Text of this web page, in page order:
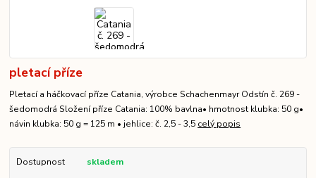
pletací příze
Pletací a háčkovací příze Catania, výrobce Schachenmayr Odstín č. 269 -
šedomodrá Složení příze Catania: 100% bavlna• hmotnost klubka: 50 g•
návin klubka: 50 g = 125 m • jehlice: č. 2,5 - 3,5 celý popis
Dostupnost skladem